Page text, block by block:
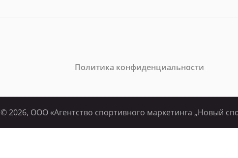
Политикa конфиденциальности
© 2026, ООО «Агентство спортивного маркетинга „Новый